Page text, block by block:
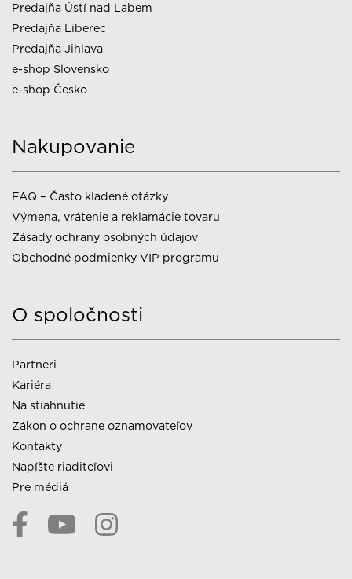
Predajňa Ústí nad Labem
Predajňa Liberec
Predajňa Jihlava
e-shop Slovensko
e-shop Česko
Nakupovanie
FAQ – Často kladené otázky
Výmena, vrátenie a reklamácie tovaru
Zásady ochrany osobných údajov
Obchodné podmienky VIP programu
O spoločnosti
Partneri
Kariéra
Na stiahnutie
Zákon o ochrane oznamovateľov
Kontakty
Napíšte riaditeľovi
Pre médiá